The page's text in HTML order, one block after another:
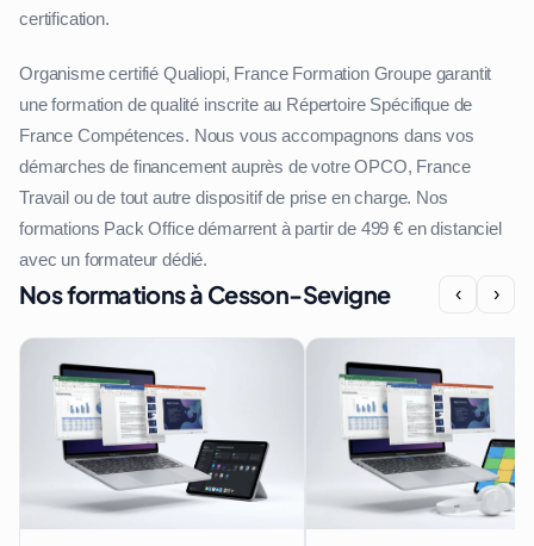
certification.
Organisme certifié Qualiopi, France Formation Groupe garantit
une formation de qualité inscrite au Répertoire Spécifique de
France Compétences. Nous vous accompagnons dans vos
démarches de financement auprès de votre OPCO, France
Travail ou de tout autre dispositif de prise en charge. Nos
formations Pack Office démarrent à partir de 499 € en distanciel
avec un formateur dédié.
Nos formations à Cesson-Sevigne ‹ ›